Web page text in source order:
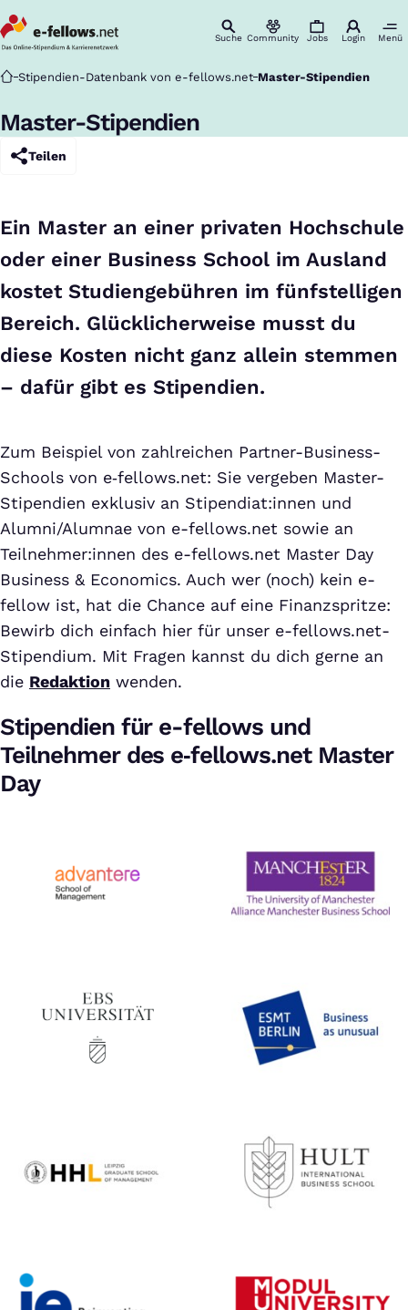
Suche Community Jobs Login Menü
Startseite
Stipendien-Datenbank von e-fellows.net Master-Stipendien
Master-Stipendien
Teilen
Ein Master an einer privaten Hochschule
oder einer Business School im Ausland
kostet Studiengebühren im fünfstelligen
Bereich. Glücklicherweise musst du
diese Kosten nicht ganz allein stemmen
– dafür gibt es Stipendien.
Zum Beispiel von zahlreichen Partner-Business-
Schools von e‑fellows.net: Sie vergeben Master-
Stipendien exklusiv an Stipendiat:innen und
Alumni/Alumnae von e-fellows.net sowie an
Teilnehmer:innen des e-fellows.net Master Day
Business & Economics. Auch wer (noch) kein e-
fellow ist, hat die Chance auf eine Finanzspritze:
Bewirb dich einfach hier für unser e-fellows.net-
Stipendium. Mit Fragen kannst du dich gerne an
die Redaktion wenden.
Stipendien für e-fellows und
Teilnehmer des e‑fellows.net Master
Day